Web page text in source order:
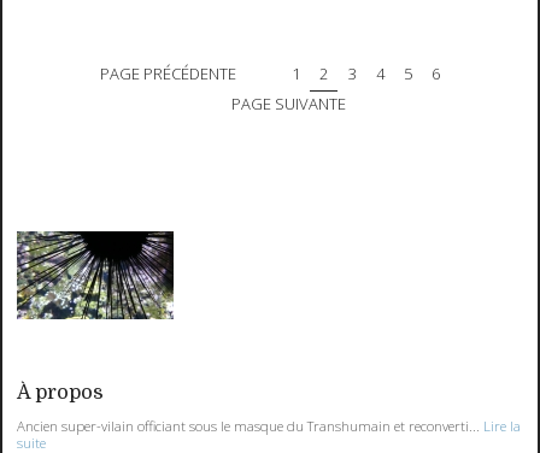
PAGE PRÉCÉDENTE 1 2 3 4 5
6
PAGE SUIVANTE
À propos
Ancien super-vilain officiant sous le masque du Transhumain et reconverti...
Lire la
suite